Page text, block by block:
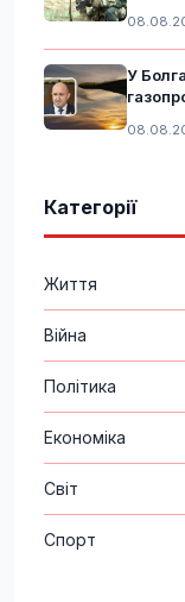
У
Категорії
Життя
Війна
Політика
Економіка
Світ
Спорт